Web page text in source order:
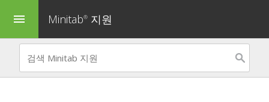
menu Minitab® 지원